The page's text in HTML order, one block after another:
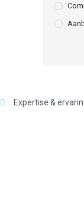
Expertise &